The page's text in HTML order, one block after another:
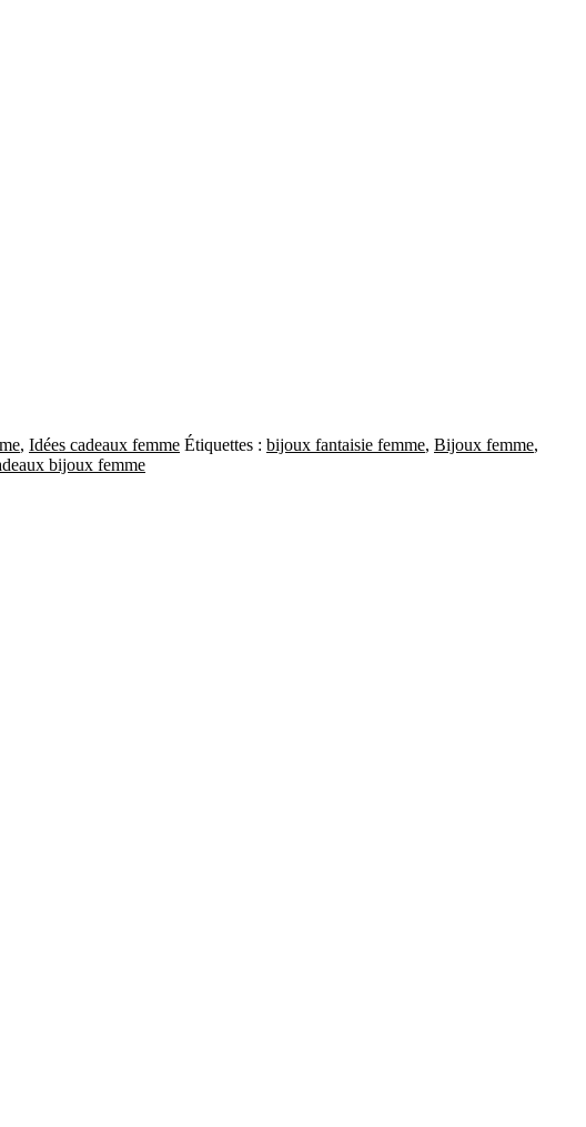
, Idées cadeaux femme Étiquettes : bijoux fantaisie femme, Bijoux femme,
bijoux femme